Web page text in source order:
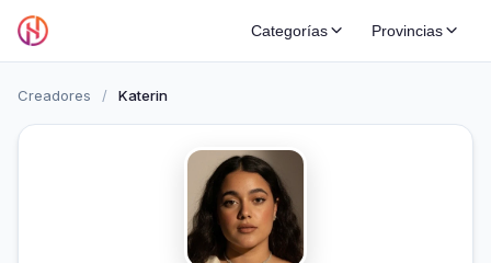
Categorías Provincias
Creadores / Katerin